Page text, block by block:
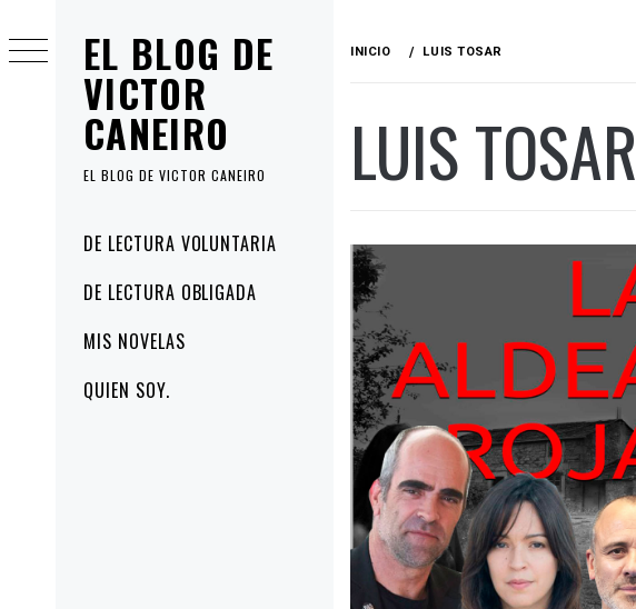
EL BLOG DE
VICTOR
CANEIRO
EL BLOG DE VICTOR CANEIRO
principal
DE LECTURA VOLUNTARIA
DE LECTURA OBLIGADA
MIS NOVELAS
QUIEN SOY.
al
contenido
INICIO LUIS TOSAR
LUIS TOSAR